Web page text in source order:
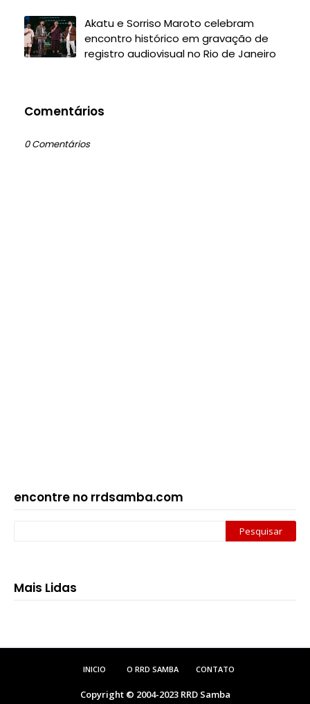
Akatu e Sorriso Maroto celebram
encontro histórico em gravação de
registro audiovisual no Rio de Janeiro
Comentários
0 Comentários
encontre no rrdsamba.com
Mais Lidas
INICIO O RRD SAMBA CONTATO
Copyright © 2004-2023 RRD Samba